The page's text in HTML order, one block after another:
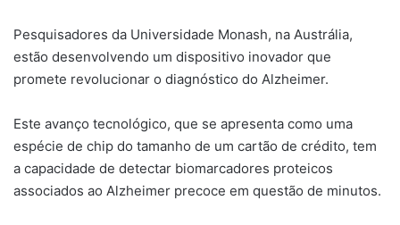
Pesquisadores da Universidade Monash, na Austrália,
estão desenvolvendo um dispositivo inovador que
promete revolucionar o diagnóstico do Alzheimer.
Este avanço tecnológico, que se apresenta como uma
espécie de chip do tamanho de um cartão de crédito, tem
a capacidade de detectar biomarcadores proteicos
associados ao Alzheimer precoce em questão de minutos.